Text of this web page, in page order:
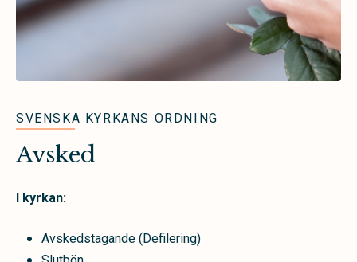
SVENSKA KYRKANS ORDNING
Avsked
I kyrkan:
Avskedstagande (Defilering)